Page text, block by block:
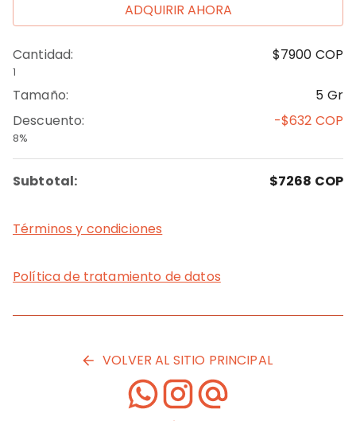
ADQUIRIR AHORA
Cantidad:
1
$7900 COP
Tamaño:
5 Gr
Descuento:
8%
-$632 COP
Subtotal: $7268 COP
Términos y condiciones
Política de tratamiento de datos
VOLVER AL SITIO PRINCIPAL